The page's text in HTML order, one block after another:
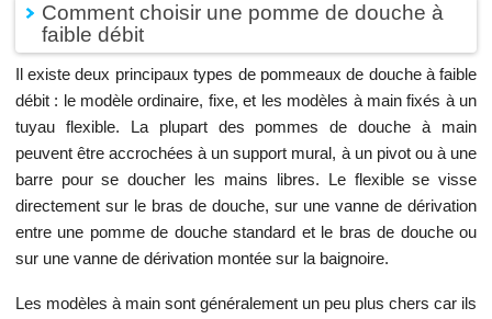
Comment choisir une pomme de douche à
faible débit
Il existe deux principaux types de pommeaux de douche à faible
débit : le modèle ordinaire, fixe, et les modèles à main fixés à un
tuyau flexible. La plupart des pommes de douche à main
peuvent être accrochées à un support mural, à un pivot ou à une
barre pour se doucher les mains libres. Le flexible se visse
directement sur le bras de douche, sur une vanne de dérivation
entre une pomme de douche standard et le bras de douche ou
sur une vanne de dérivation montée sur la baignoire.
Les modèles à main sont généralement un peu plus chers car ils